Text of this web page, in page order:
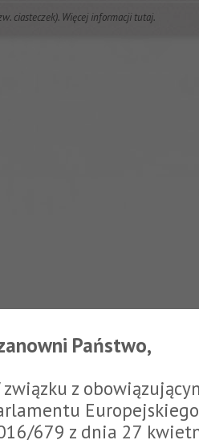
ciasteczek). Więcej informacjitutaj.
Państwo,
związku z
679 z dnia 27